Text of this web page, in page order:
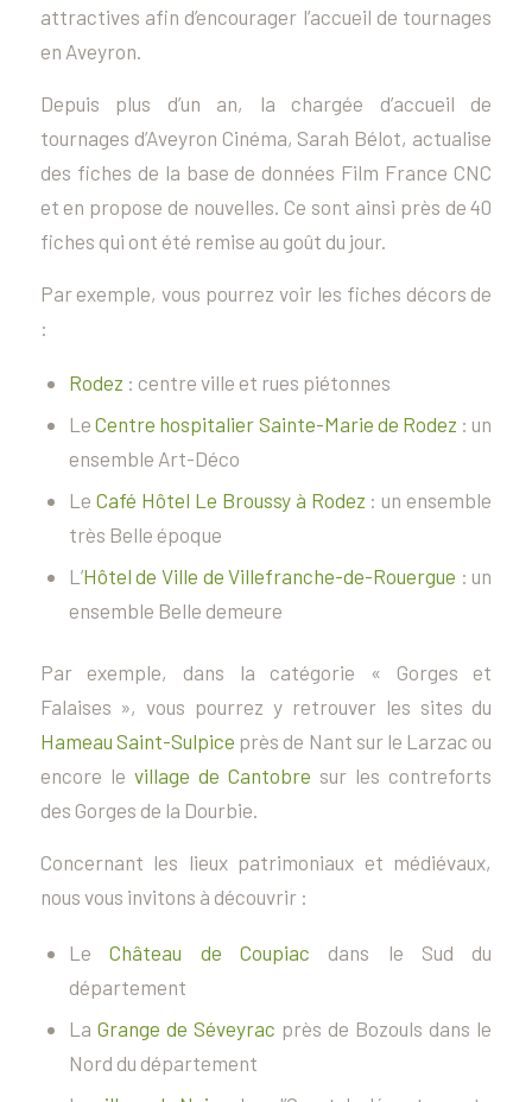
attractives afin d’encourager l’accueil de tournages
en Aveyron.
Depuis plus d’un an, la chargée d’accueil de
tournages d’Aveyron Cinéma, Sarah Bélot, actualise
des fiches de la base de données Film France CNC
et en propose de nouvelles. Ce sont ainsi près de 40
fiches qui ont été remise au goût du jour.
Par exemple, vous pourrez voir les fiches décors de
:
Rodez : centre ville et rues piétonnes
LeCentre hospitalier Sainte-Marie de Rodez : un
ensemble Art-Déco
Le Café Hôtel Le Broussy à Rodez : un ensemble
très Belle époque
L’Hôtel de Ville de Villefranche-de-Rouergue : un
ensemble Belle demeure
Par exemple, dans la catégorie « Gorges et
Falaises », vous pourrez y retrouver les sites du
Hameau Saint-Sulpice près de Nant sur le Larzac ou
encore le village de Cantobre sur les contreforts
des Gorges de la Dourbie.
Concernant les lieux patrimoniaux et médiévaux,
nous vous invitons à découvrir :
LeChâteau de Coupiac dans le Sud du
département
La Grange de Séveyrac près de Bozouls dans le
Nord du département